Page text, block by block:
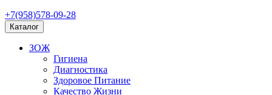
+7(958)578-09-28
Каталог
ЗОЖ
Гигиена
Диагностика
Здоровое Питание
Качество Жизни